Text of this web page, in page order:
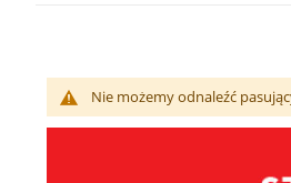
Nie możemy odnaleźć